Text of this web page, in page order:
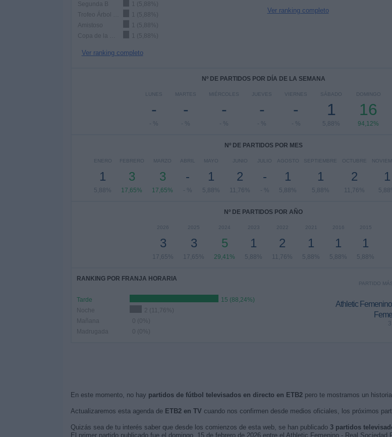
Segunda B
1 (5,88%)
1 (5,88%)
Amistoso
1 (5,88%)
1 (5,88%)
Ver ranking completo
Ver ranking completo
Nº DE PARTIDOS POR DÍA DE LA SEMANA
LUNES
-
- %
MARTES
-
- %
MIÉRCOLES
-
- %
JUEVES
-
- %
VIERNES
-
- %
SÁBADO
1
5,88%
DOMINGO
16
94,12%
Nº DE PARTIDOS POR MES
ENERO
1
5,88%
FEBRERO
3
17,65%
MARZO
3
17,65%
ABRIL
-
- %
MAYO
1
5,88%
JUNIO
2
11,76%
JULIO
-
- %
AGOSTO
1
5,88%
SEPTIEMBRE
1
5,88%
OCTUBRE
2
11,76%
1
Nº DE PARTIDOS POR AÑO
2026
3
17,65%
2025
3
17,65%
2024
5
29,41%
2023
1
5,88%
2022
2
11,76%
2021
1
5,88%
2016
1
5,88%
2015
1
5,88%
RANKING POR FRANJA HORARIA
Tarde
15 (88,24%)
Noche
2 (11,76%)
Mañana
0 (0%)
Madrugada
0 (0%)
PARTIDO
Athletic
3
En este momento, no hay partidos de fútbol televisados en directo en ETB2pero te mostramos un
Actualizaremos esta agenda de ETB2 en TV cuando nos confirmen desde medios oficiales, los próximos
Quizás sea de tu interés saber que desde los comienzos de esta web, se han publicado 3 partidos
El primer partido publicado fue el domingo, 15 de febrero de 2026 entre el Athletic Femenino - Real Sociedad